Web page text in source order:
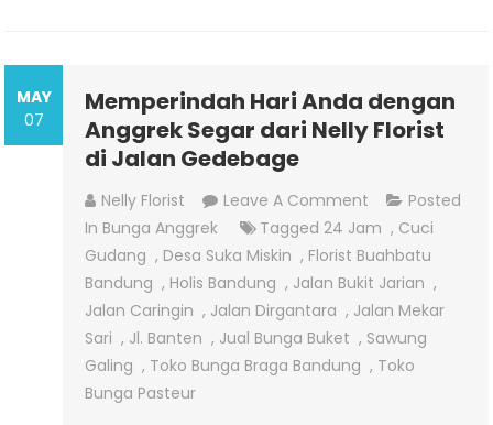
MAY
07
Memperindah Hari Anda dengan
Anggrek Segar dari Nelly Florist
di Jalan Gedebage
Nelly Florist Leave A Comment On
Memperindah
Hari
Anda
Dengan
Anggrek
Segar
Posted
In Bunga Anggrek Tagged 24 Jam , Cuci
Gudang , Desa Suka Miskin , Florist Buahbatu
Bandung , Holis Bandung , Jalan Bukit Jarian ,
Jalan Caringin , Jalan Dirgantara , Jalan Mekar
Sari , Jl. Banten , Jual Bunga Buket , Sawung
Galing , Toko Bunga Braga Bandung , Toko
Bunga Pasteur